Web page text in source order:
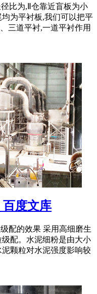
比为,Ⅱ仓靠近盲板为小
为平衬板,我们可以把平
三道平衬,一道平衬作用
度文库
配的效果 采用高细磨生
配。水泥细粉是由大小
颗粒对水泥强度影响较